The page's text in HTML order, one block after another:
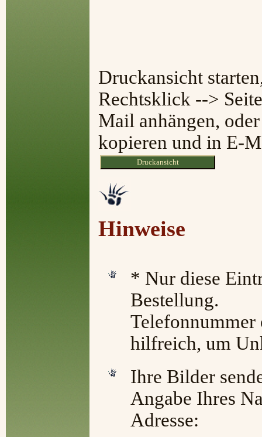
Druckansicht
Rechtsklick -->
Mail anhängen,
kopieren und in E-
Hinweise
* Nur diese
Bestellung.
Telefonnummer
hilfreich, um
Ihre Bilder
Angabe Ihres
Adresse: